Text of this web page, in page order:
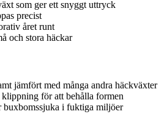
som ger ett snyggt uttryck
precist
året runt
och stora häckar
jämfört med många andra häckväxter
för att behålla formen
buxbomssjuka i fuktiga miljöer